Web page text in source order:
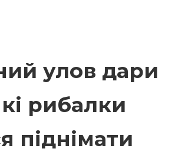
улов дари
рибалки
піднімати